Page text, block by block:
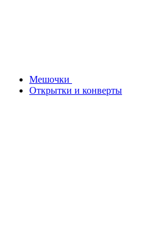
Мешочки
Открытки и конверты